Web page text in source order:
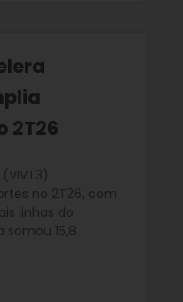
2T26
no 2T26, com
linhas do
15,8